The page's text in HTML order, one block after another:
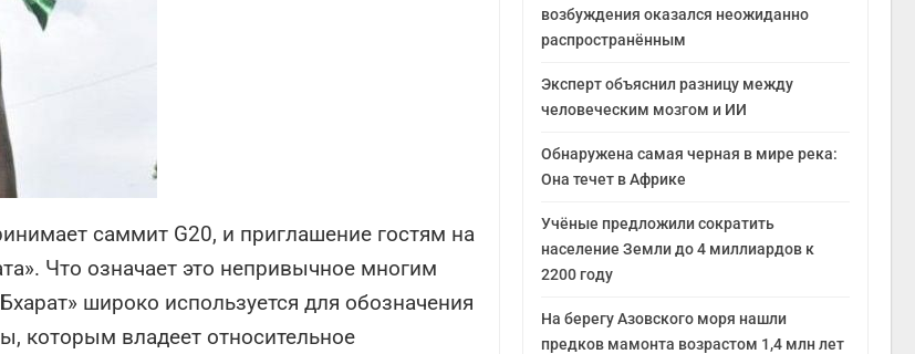
саммит G20, и приглашение гостям на
Что означает это непривычное многим
широко используется для обозначения
которым владеет относительное
возбуждения оказался неожиданно
распространённым
Эксперт объяснил разницу между
человеческим мозгом и ИИ
Обнаружена самая черная в мире река:
Она течет в Африке
Учёные предложили сократить
население Земли до 4 миллиардов к
2200 году
На берегу Азовского моря нашли
предков мамонта возрастом 1,4 млн лет